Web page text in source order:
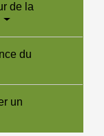
de la
du
un